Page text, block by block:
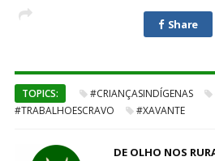
Share
TOPICS: #CRIANÇASINDÍGENAS
#TRABALHOESCRAVO
#XAVANTE
DE OLHO NOS